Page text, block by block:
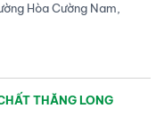
Hòa Cường Nam,
THĂNG LONG